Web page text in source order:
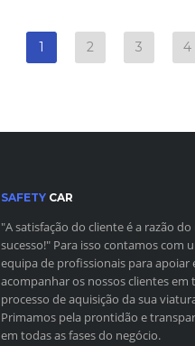
1 2 3 4
SAFETY CAR
"A satisfação do cliente é a razão do
sucesso!" Para isso contamos com
equipa de profissionais para apoiar
acompanhar os nossos clientes em
processo de aquisição da sua
Primamos pela prontidão e
em todas as fases do negócio.